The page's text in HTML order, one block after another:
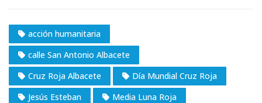
acción humanitaria
calle San Antonio Albacete
Cruz Roja Albacete
Día Mundial Cruz Roja
Jesús Esteban
Media Luna Roja